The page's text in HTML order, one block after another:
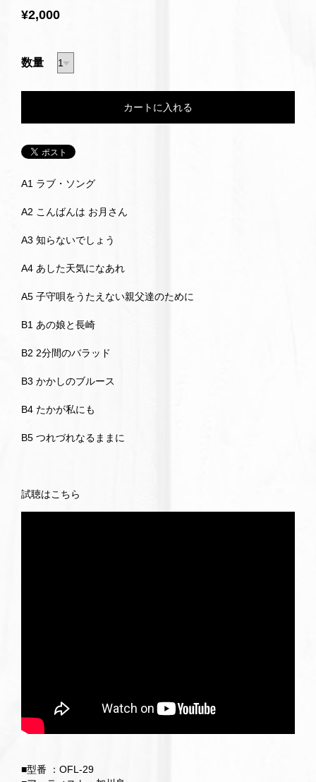
¥2,000
数量
A1 ラブ・ソング
A2 こんばんは お月さん
A3 知らないでしょう
A4 あした天気になあれ
A5 子守唄をうたえない親父達のために
B1 あの娘と長崎
B2 2分間のバラッド
B3 かかしのブルース
B4 たかが私にも
B5 つれづれなるままに
試聴はこちら
■型番 ：OFL-29